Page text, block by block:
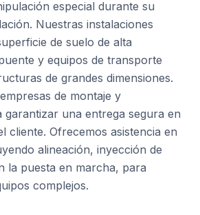
especial durante su
Nuestras instalaciones
de suelo de alta
y equipos de transporte
de grandes dimensiones.
de montaje y
garantizar una entrega segura en
cliente. Ofrecemos asistencia en
alineación, inyección de
la puesta en marcha, para
complejos.